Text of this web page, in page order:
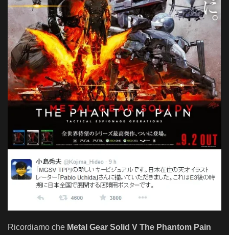
Ricordiamo che Metal Gear Solid V The Phantom Pain